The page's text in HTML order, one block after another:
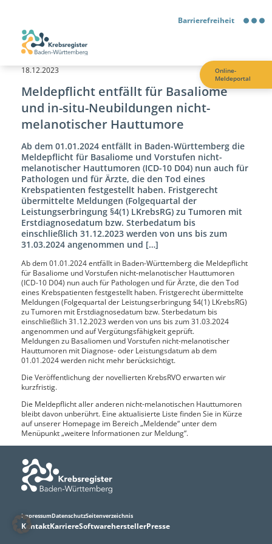
Barrierefreiheit
Barrierefreiheit
Kontrastmodus
Gebärdensprache
Leichte Sprache
18.12.2023
Meldepflicht entfällt für Basaliome
und in-situ-Neubildungen nicht-
melanotischer Hauttumore
Ab dem 01.01.2024 entfällt in Baden-Württemberg die
Meldepflicht für Basaliome und Vorstufen nicht-
melanotischer Hauttumoren (ICD-10 D04) nun auch für
Pathologen und für Ärzte, die den Tod eines
Krebspatienten festgestellt haben. Fristgerecht
übermittelte Meldungen (Folgequartal der
Leistungserbringung §4(1) LKrebsRG) zu Tumoren mit
Erstdiagnosedatum bzw. Sterbedatum bis
einschließlich 31.12.2023 werden von uns bis zum
31.03.2024 angenommen und […]
Ab dem 01.01.2024 entfällt in Baden-Württemberg die Meldepflicht
für Basaliome und Vorstufen nicht-melanotischer Hauttumoren
(ICD-10 D04) nun auch für Pathologen und für Ärzte, die den Tod
eines Krebspatienten festgestellt haben. Fristgerecht übermittelte
Meldungen (Folgequartal der Leistungserbringung §4(1) LKrebsRG)
zu Tumoren mit Erstdiagnosedatum bzw. Sterbedatum bis
einschließlich 31.12.2023 werden von uns bis zum 31.03.2024
angenommen und auf Vergütungsfähigkeit geprüft.
Meldungen zu Basaliomen und Vorstufen nicht-melanotischer
Hauttumoren mit Diagnose- oder Leistungsdatum ab dem
01.01.2024 werden nicht mehr berücksichtigt.
Die Veröffentlichung der novellierten KrebsRVO erwarten wir
kurzfristig.
Die Meldepflicht aller anderen nicht-melanotischen Hauttumoren
bleibt davon unberührt. Eine aktualisierte Liste finden Sie in Kürze
auf unserer Homepage im Bereich „Meldende“ unter dem
Menüpunkt „weitere Informationen zur Meldung“.
Online-
Meldeportal
KontaktKarriereSoftwareherstellerPresse
ImpressumDatenschutzSeitenverzeichnis